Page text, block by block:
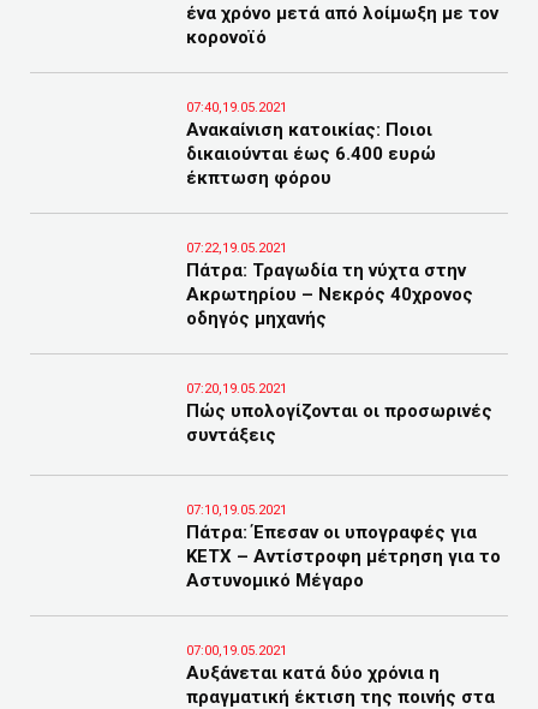
ένα χρόνο μετά από λοίμωξη με τον
κορονοϊό
07:40,19.05.2021
Ανακαίνιση κατοικίας: Ποιοι
δικαιούνται έως 6.400 ευρώ
έκπτωση φόρου
07:22,19.05.2021
Πάτρα: Τραγωδία τη νύχτα στην
Ακρωτηρίου – Νεκρός 40χρονος
οδηγός μηχανής
07:20,19.05.2021
Πώς υπολογίζονται οι προσωρινές
συντάξεις
07:10,19.05.2021
Πάτρα: Έπεσαν οι υπογραφές για
ΚΕΤΧ – Αντίστροφη μέτρηση για το
Αστυνομικό Μέγαρο
07:00,19.05.2021
Αυξάνεται κατά δύο χρόνια η
πραγματική έκτιση της ποινής στα